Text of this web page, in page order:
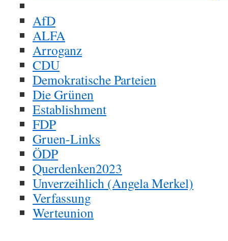
AfD
ALFA
Arroganz
CDU
Demokratische Parteien
Die Grünen
Establishment
FDP
Gruen-Links
ÖDP
Querdenken2023
Unverzeihlich (Angela Merkel)
Verfassung
Werteunion